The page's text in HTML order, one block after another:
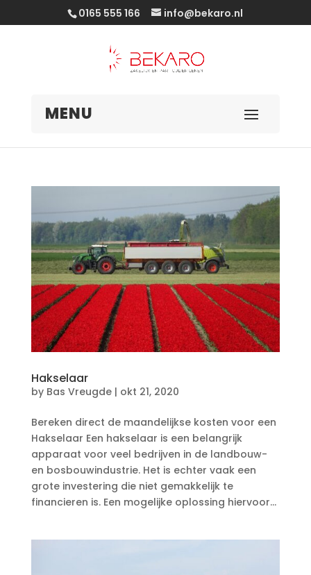
0165 555 166 info@bekaro.nl
Hakselaar
by Bas Vreugde| okt 21, 2020
Bereken direct de maandelijkse kosten voor een
Hakselaar Een hakselaar is een belangrijk
apparaat voor veel bedrijven in de landbouw-
en bosbouwindustrie. Het is echter vaak een
grote investering die niet gemakkelijk te
financieren is. Een mogelijke oplossing hiervoor...